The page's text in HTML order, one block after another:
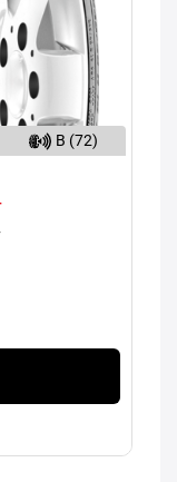
B (72)